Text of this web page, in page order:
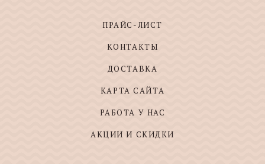
ПРАЙС-ЛИСТ
КОНТАКТЫ
ДОСТАВКА
КАРТА САЙТА
РАБОТА У НАС
АКЦИИ И СКИДКИ